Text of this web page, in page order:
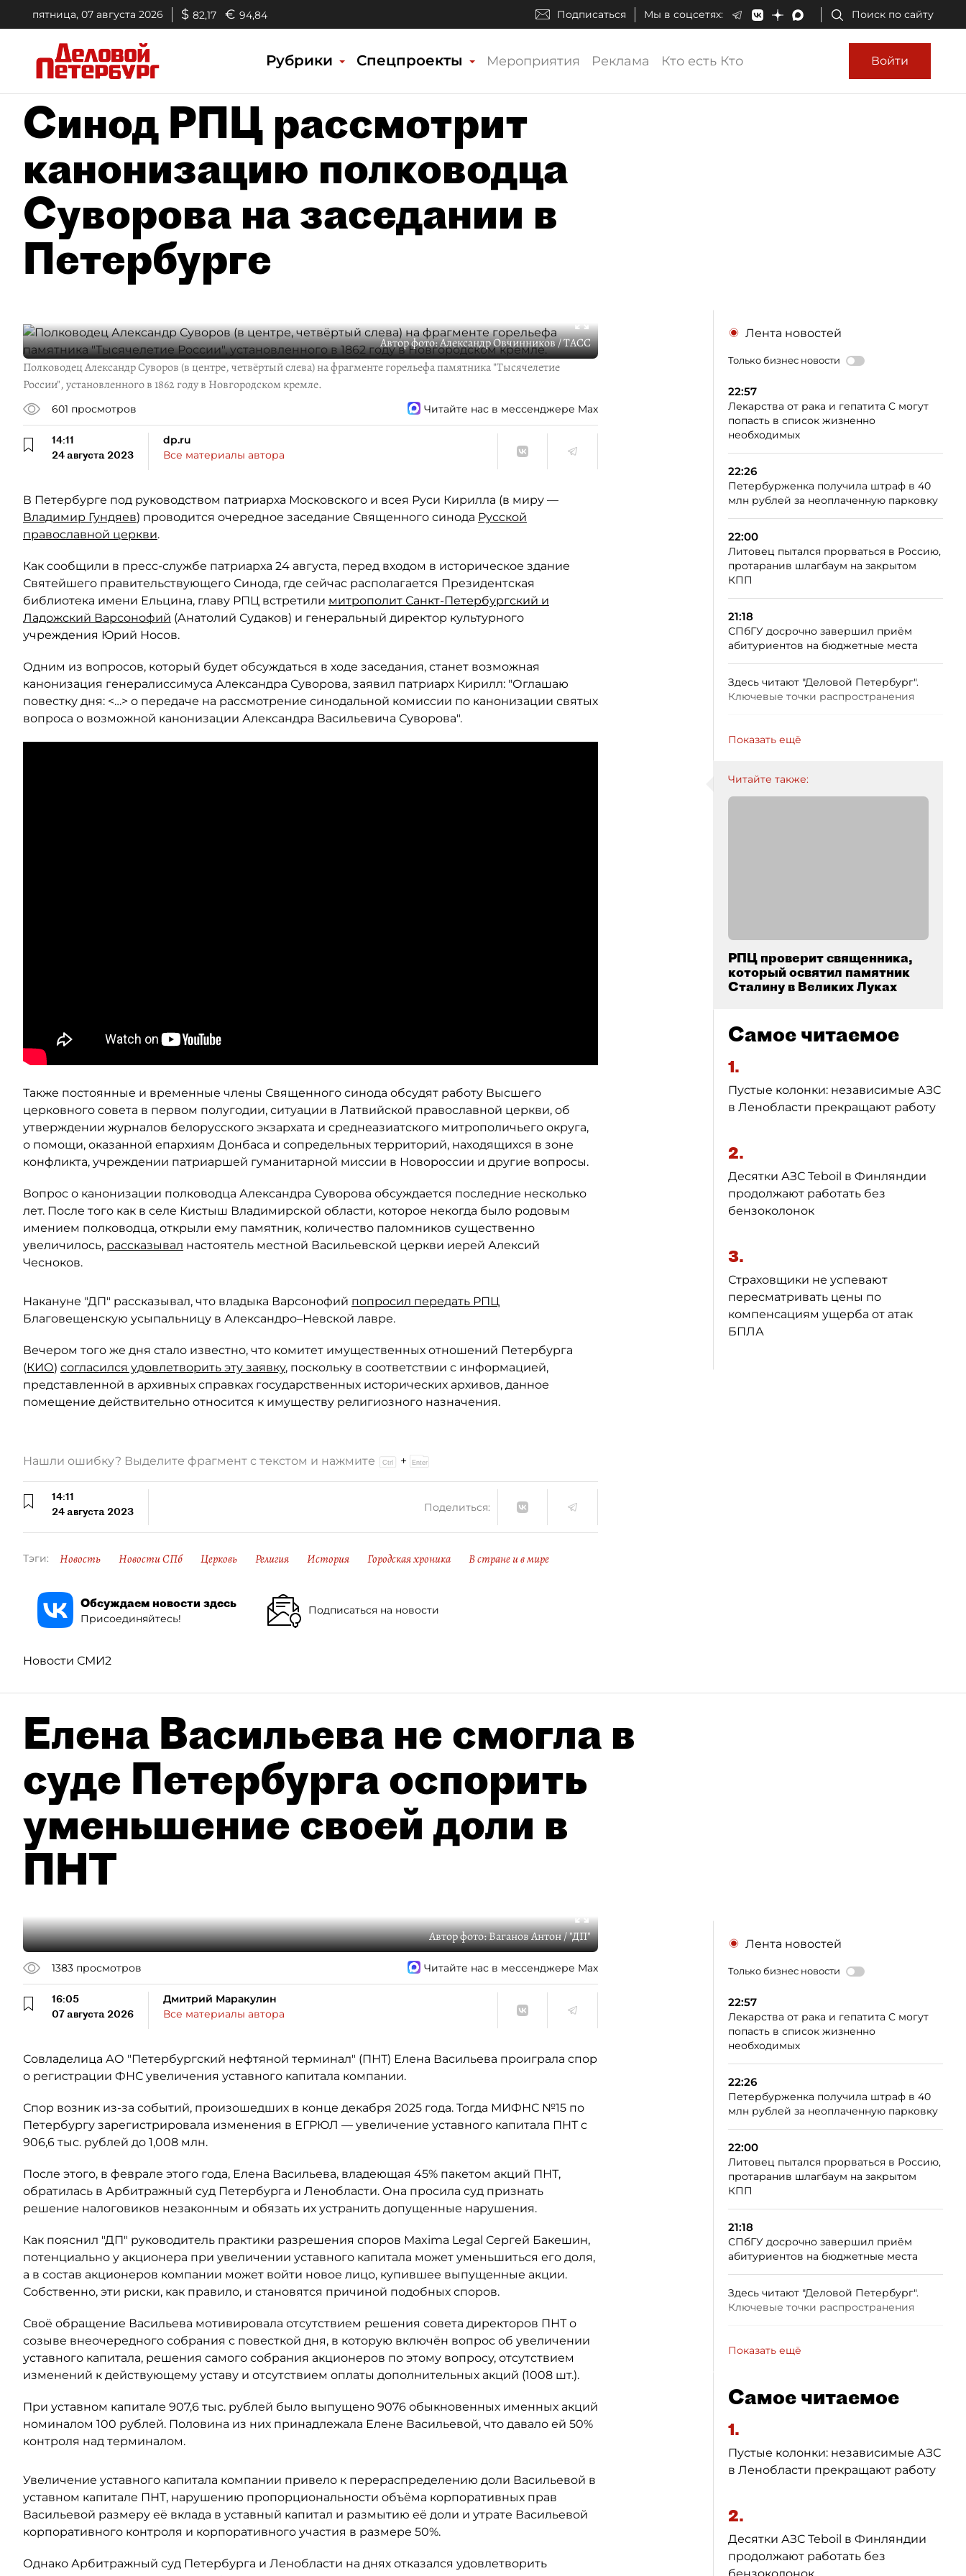
пятница, 07 августа 2026 $ 82,17 € 94,84 Подписаться Мы в соцсетях: Поиск по сайту
Рубрики Спецпроекты Мероприятия Реклама Кто есть Кто Войти
Синод РПЦ рассмотрит
канонизацию полководца
Суворова на заседании в
Петербурге
Автор фото:Александр Овчинников / ТАСС
Полководец Александр Суворов (в центре, четвёртый слева) на фрагменте горельефа памятника "Тысячелетие
России", установленного в 1862 году в Новгородском кремле.
601 просмотров Читайте нас в мессенджере Max
14:11
24 августа 2023
dp.ru
Все материалы автора
В Петербурге под руководством патриарха Московского и всея Руси Кирилла (в миру —
Владимир Гундяев) проводится очередное заседание Священного синода Русской
православной церкви.
Как сообщили в пресс-службе патриарха 24 августа, перед входом в историческое здание
Святейшего правительствующего Синода, где сейчас располагается Президентская
библиотека имени Ельцина, главу РПЦ встретили митрополит Санкт-Петербургский и
Ладожский Варсонофий (Анатолий Судаков) и генеральный директор культурного
учреждения Юрий Носов.
Одним из вопросов, который будет обсуждаться в ходе заседания, станет возможная
канонизация генералиссимуса Александра Суворова, заявил патриарх Кирилл: "Оглашаю
повестку дня: <…> о передаче на рассмотрение синодальной комиссии по канонизации святых
вопроса о возможной канонизации Александра Васильевича Суворова".
Также постоянные и временные члены Священного синода обсудят работу Высшего
церковного совета в первом полугодии, ситуации в Латвийской православной церкви, об
утверждении журналов белорусского экзархата и среднеазиатского митрополичьего округа,
о помощи, оказанной епархиям Донбаса и сопредельных территорий, находящихся в зоне
конфликта, учреждении патриаршей гуманитарной миссии в Новороссии и другие вопросы.
Вопрос о канонизации полководца Александра Суворова обсуждается последние несколько
лет. После того как в селе Кистыш Владимирской области, которое некогда было родовым
имением полководца, открыли ему памятник, количество паломников существенно
увеличилось, рассказывал настоятель местной Васильевской церкви иерей Алексий
Чесноков.
Накануне "ДП" рассказывал, что владыка Варсонофий попросил передать РПЦ
Благовещенскую усыпальницу в Александро–Невской лавре.
Вечером того же дня стало известно, что комитет имущественных отношений Петербурга
(КИО) согласился удовлетворить эту заявку, поскольку в соответствии с информацией,
представленной в архивных справках государственных исторических архивов, данное
помещение действительно относится к имуществу религиозного назначения.
Лента новостей
Только бизнес новости
22:57
Лекарства от рака и гепатита C могут
попасть в список жизненно
необходимых
22:26
Петербурженка получила штраф в 40
млн рублей за неоплаченную парковку
22:00
Литовец пытался прорваться в Россию,
протаранив шлагбаум на закрытом
КПП
21:18
СПбГУ досрочно завершил приём
абитуриентов на бюджетные места
Здесь читают "Деловой Петербург".
Ключевые точки распространения
Показать ещё
Читайте также:
РПЦ проверит священника,
который освятил памятник
Сталину в Великих Луках
Самое читаемое
1.
Пустые колонки: независимые АЗС
в Ленобласти прекращают работу
2.
Десятки АЗС Teboil в Финляндии
продолжают работать без
бензоколонок
3.
Страховщики не успевают
пересматривать цены по
компенсациям ущерба от атак
БПЛА
Нашли ошибку? Выделите фрагмент с текстом и нажмите +
14:11
24 августа 2023
Поделиться:
Тэги: Новость Новости СПб Церковь Религия История Городская хроника В стране и в мире
Обсуждаем новости здесь
Присоединяйтесь!
Подписаться на новости
Новости СМИ2
Елена Васильева не смогла в
суде Петербурга оспорить
уменьшение своей доли в
ПНТ
Автор фото:Ваганов Антон / "ДП"
1383 просмотров Читайте нас в мессенджере Max
16:05
07 августа 2026
Дмитрий Маракулин
Все материалы автора
Совладелица АО "Петербургский нефтяной терминал" (ПНТ) Елена Васильева проиграла спор
о регистрации ФНС увеличения уставного капитала компании.
Спор возник из-за событий, произошедших в конце декабря 2025 года. Тогда МИФНС №15 по
Петербургу зарегистрировала изменения в ЕГРЮЛ — увеличение уставного капитала ПНТ с
906,6 тыс. рублей до 1,008 млн.
После этого, в феврале этого года, Елена Васильева, владеющая 45% пакетом акций ПНТ,
обратилась в Арбитражный суд Петербурга и Ленобласти. Она просила суд признать
решение налоговиков незаконным и обязать их устранить допущенные нарушения.
Как пояснил "ДП" руководитель практики разрешения споров Maxima Legal Сергей Бакешин,
потенциально у акционера при увеличении уставного капитала может уменьшиться его доля,
а в состав акционеров компании может войти новое лицо, купившее выпущенные акции.
Собственно, эти риски, как правило, и становятся причиной подобных споров.
Своё обращение Васильева мотивировала отсутствием решения совета директоров ПНТ о
созыве внеочередного собрания с повесткой дня, в которую включён вопрос об увеличении
уставного капитала, решения самого собрания акционеров по этому вопросу, отсутствием
изменений к действующему уставу и отсутствием оплаты дополнительных акций (1008 шт.).
При уставном капитале 907,6 тыс. рублей было выпущено 9076 обыкновенных именных акций
номиналом 100 рублей. Половина из них принадлежала Елене Васильевой, что давало ей 50%
контроля над терминалом.
Увеличение уставного капитала компании привело к перераспределению доли Васильевой в
уставном капитале ПНТ, нарушению пропорциональности объёма корпоративных прав
Васильевой размеру её вклада в уставный капитал и размытию её доли и утрате Васильевой
корпоративного контроля и корпоративного участия в размере 50%.
Однако Арбитражный суд Петербурга и Ленобласти на днях отказался удовлетворить
Лента новостей
Только бизнес новости
22:57
Лекарства от рака и гепатита C могут
попасть в список жизненно
необходимых
22:26
Петербурженка получила штраф в 40
млн рублей за неоплаченную парковку
22:00
Литовец пытался прорваться в Россию,
протаранив шлагбаум на закрытом
КПП
21:18
СПбГУ досрочно завершил приём
абитуриентов на бюджетные места
Здесь читают "Деловой Петербург".
Ключевые точки распространения
Показать ещё
Самое читаемое
1.
Пустые колонки: независимые АЗС
в Ленобласти прекращают работу
2.
Десятки АЗС Teboil в Финляндии
продолжают работать без